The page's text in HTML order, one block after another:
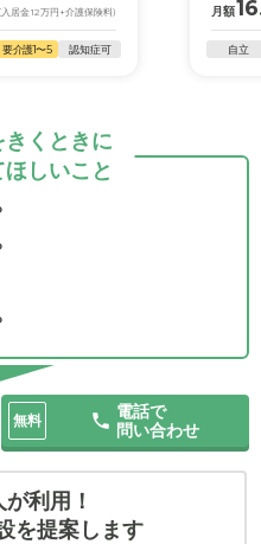
(入居金12万円 +介護保険料)
要介護1〜5 認知症可
月額
自立
くときに
しいこと
無料
電話で
問い合わせ
利用！
を提案します